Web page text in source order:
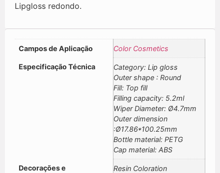
Lipgloss redondo.
Campos de Aplicação Color Cosmetics
Especificação Técnica
Category: Lip gloss
Outer shape : Round
Fill: Top fill
Filling capacity: 5.2ml
Wiper Diameter: Ø4.7mm
Outer dimension
:Ø17.86*100.25mm
Bottle material: PETG
Cap material: ABS
Decorações e
Resin Coloration